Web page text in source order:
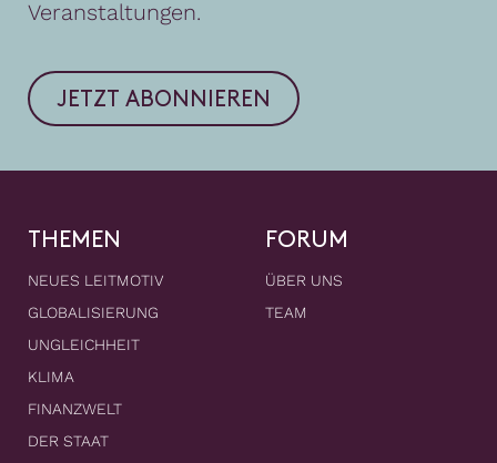
Veranstaltungen.
JETZT ABONNIEREN
THEMEN
NEUES LEITMOTIV
GLOBALISIERUNG
UNGLEICHHEIT
KLIMA
FINANZWELT
DER STAAT
FORUM
ÜBER UNS
TEAM